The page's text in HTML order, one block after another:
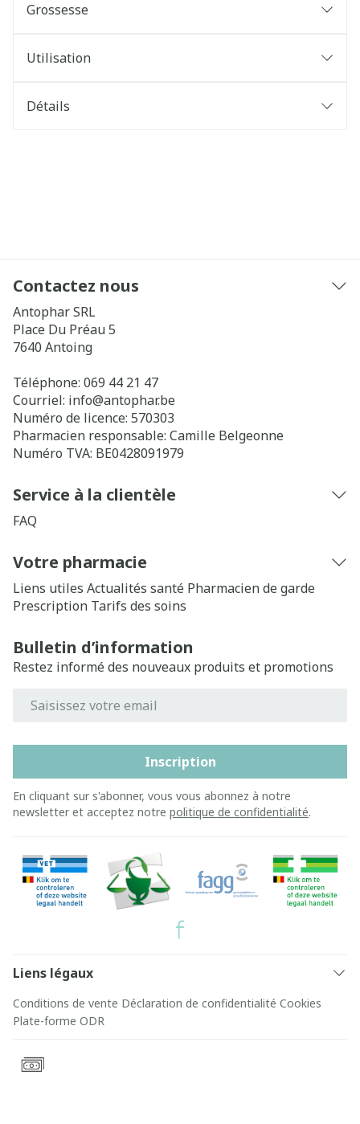
Grossesse
Utilisation
Détails
Contactez nous
Antophar SRL
Place Du Préau 5
7640 Antoing
Téléphone: 069 44 21 47
Courriel: info@antophar.be
Numéro de licence: 570303
Pharmacien responsable: Camille Belgeonne
Numéro TVA: BE0428091979
Service à la clientèle
FAQ
Votre pharmacie
Liens utiles Actualités santé Pharmacien de garde
Prescription Tarifs des soins
Bulletin d’information
Restez informé des nouveaux produits et promotions
Inscription
En cliquant sur s'abonner, vous vous abonnez à notre
newsletter et acceptez notre politique de confidentialité.
Liens légaux
Conditions de vente Déclaration de confidentialité Cookies
Plate-forme ODR